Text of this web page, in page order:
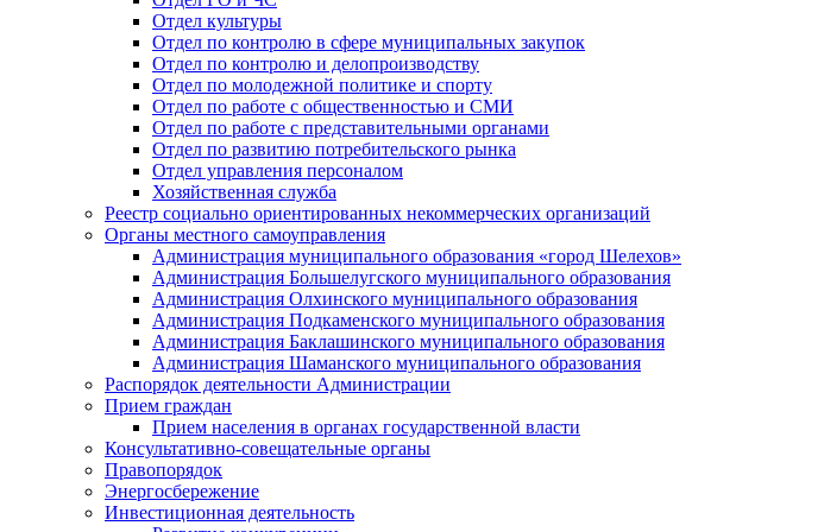
Отдел культуры
Отдел по контролю в сфере муниципальных закупок
Отдел по контролю и делопроизводству
Отдел по молодежной политике и спорту
Отдел по работе с общественностью и СМИ
Отдел по работе с представительными органами
Отдел по развитию потребительского рынка
Отдел управления персоналом
Хозяйственная служба
Реестр социально ориентированных некоммерческих организаций
Органы местного самоуправления
Администрация муниципального образования «город Шелехов»
Администрация Большелугского муниципального образования
Администрация Олхинского муниципального образования
Администрация Подкаменского муниципального образования
Администрация Баклашинского муниципального образования
Администрация Шаманского муниципального образования
Распорядок деятельности Администрации
Прием граждан
Прием населения в органах государственной власти
Консультативно-совещательные органы
Правопорядок
Энергосбережение
Инвестиционная деятельность